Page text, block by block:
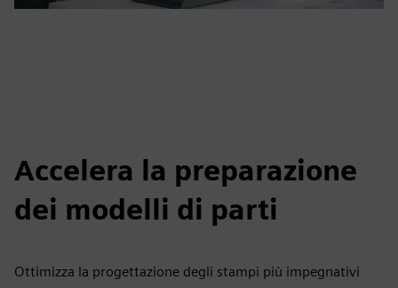
Accelera la preparazione
dei modelli di parti
Ottimizza la progettazione degli stampi più impegnativi